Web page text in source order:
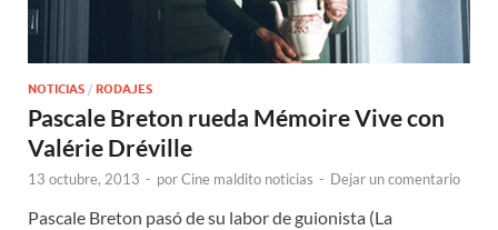
NOTICIAS / RODAJES
Pascale Breton rueda Mémoire Vive con
Valérie Dréville
13 octubre, 2013 - porCine maldito noticias - Dejar un comentario
Pascale Breton pasó de su labor de guionista (La